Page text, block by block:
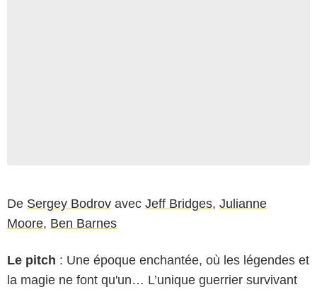
De Sergey Bodrov avec Jeff Bridges, Julianne
Moore, Ben Barnes
Le pitch : Une époque enchantée, où les légendes et
la magie ne font qu'un… L’unique guerrier survivant